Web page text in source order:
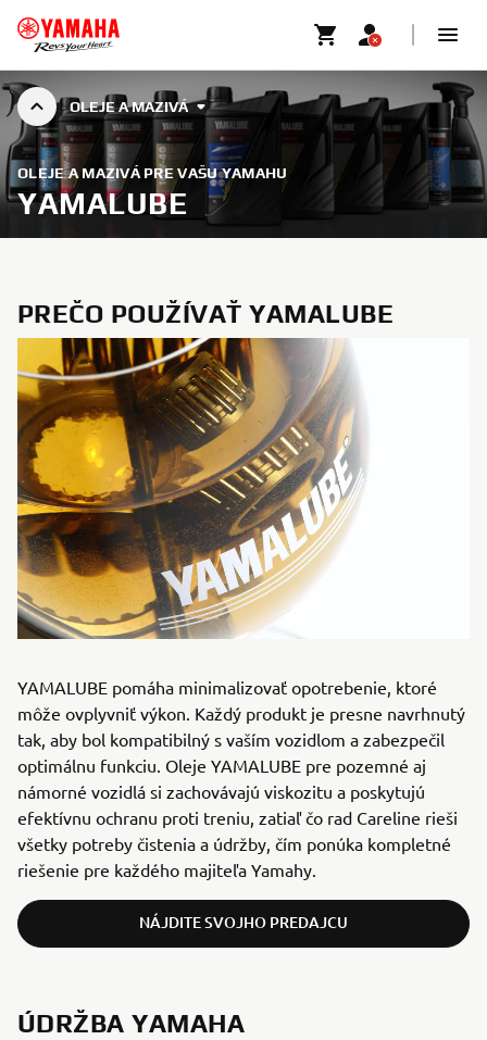
OLEJE A MAZIVÁ
OLEJE A MAZIVÁ PRE VAŠU YAMAHU
YAMALUBE
PREČO POUŽÍVAŤ YAMALUBE
YAMALUBE pomáha minimalizovať opotrebenie, ktoré
môže ovplyvniť výkon. Každý produkt je presne navrhnutý
tak, aby bol kompatibilný s vaším vozidlom a zabezpečil
optimálnu funkciu. Oleje YAMALUBE pre pozemné aj
námorné vozidlá si zachovávajú viskozitu a poskytujú
efektívnu ochranu proti treniu, zatiaľ čo rad Careline rieši
všetky potreby čistenia a údržby, čím ponúka kompletné
riešenie pre každého majiteľa Yamahy.
NÁJDITE SVOJHO PREDAJCU
ÚDRŽBA YAMAHA